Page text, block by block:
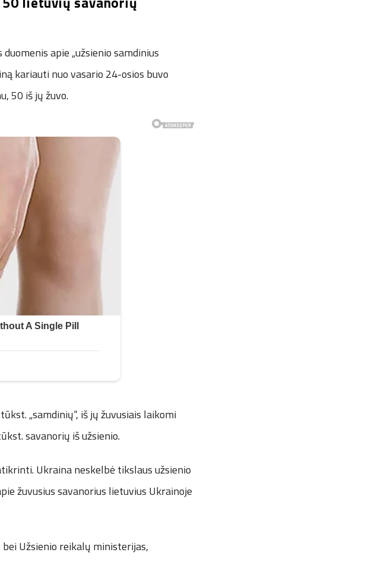
apie „užsienio samdinius
kariauti nuo vasario 24-osios buvo
50 iš jų žuvo.
„samdinių“, iš jų žuvusiais laikomi
savanorių iš užsienio.
Ukraina neskelbė tikslaus užsienio
žuvusius savanorius lietuvius Ukrainoje
Užsienio reikalų ministerijas,